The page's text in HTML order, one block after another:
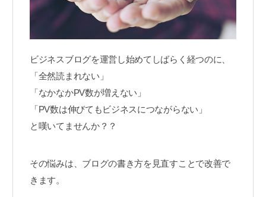
ビジネスブログを運営し始めてしばらく経つのに、
「全然読まれない」
「なかなかPV数が増えない」
「PV数は伸びてもビジネスにつながらない」
と嘆いてませんか？？
その悩みは、ブログの書き方を見直すことで改善で
きます。